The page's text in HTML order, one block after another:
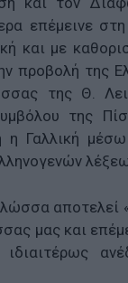
επέμεινε
και με
προβολή της
της Θ.
της
Γαλλική
αποτελεί
μας και